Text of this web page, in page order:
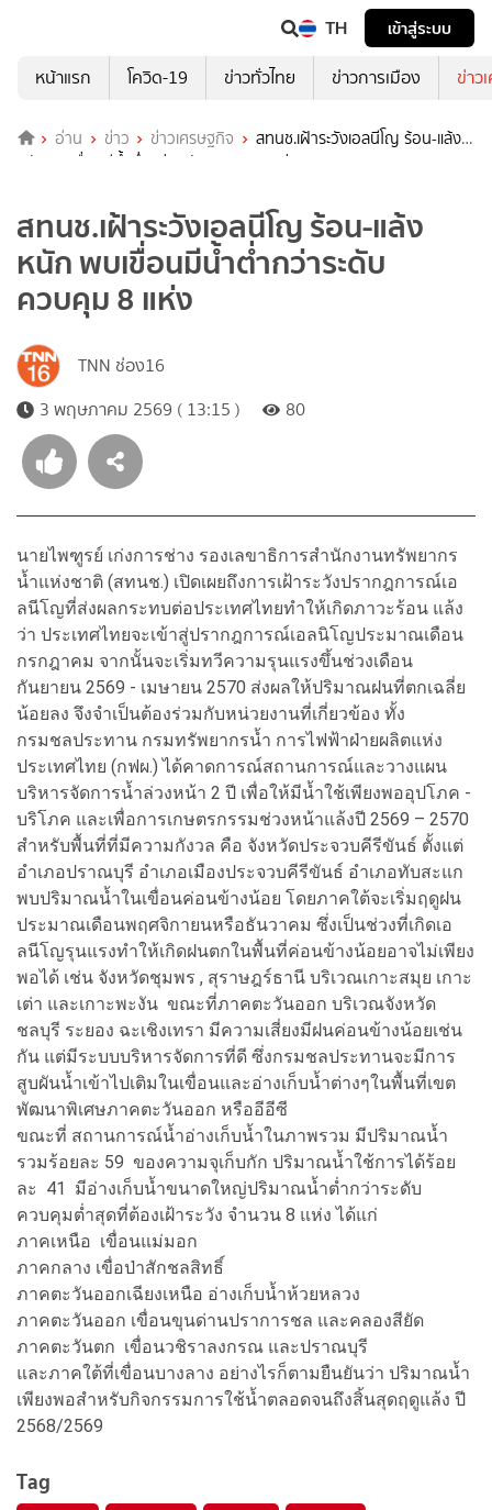
TH
เข้าสู่ระบบ
หน้าแรก
โควิด-19 ข่าวทั่วไทย ข่าวการเมือง ข่าว
อ่าน ข่าว ข่าวเศรษฐกิจ
สทนช.เฝ้าระวังเอลนีโญ ร้อน-แล้ง
หนัก พบเขื่อนมีน้ำต่ำกว่าระดับควบคุม 8 แห่ง
สทนช.เฝ้าระวังเอลนีโญ ร้อน-แล้ง
หนัก พบเขื่อนมีน้ำต่ำกว่าระดับ
ควบคุม 8 แห่ง
TNN ช่อง16
3 พฤษภาคม 2569 ( 13:15 )
80
นายไพฑูรย์ เก่งการช่าง รองเลขาธิการสำนักงานทรัพยากร
น้ำแห่งชาติ (สทนช.) เปิดเผยถึงการเฝ้าระวังปรากฎการณ์เอ
ลนีโญที่ส่งผลกระทบต่อประเทศไทยทำให้เกิดภาวะร้อน แล้ง
ว่า ประเทศไทยจะเข้าสู่ปรากฎการณ์เอลนิโญประมาณเดือน
กรกฎาคม จากนั้นจะเริ่มทวีความรุนแรงขึ้นช่วงเดือน
กันยายน 2569 - เมษายน 2570 ส่งผลให้ปริมาณฝนที่ตกเฉลี่ย
น้อยลง จึงจำเป็นต้องร่วมกับหน่วยงานที่เกี่ยวข้อง ทั้ง
กรมชลประทาน กรมทรัพยากรน้ำ การไฟฟ้าฝ่ายผลิตแห่ง
ประเทศไทย (กฟผ.) ได้คาดการณ์สถานการณ์และวางแผน
บริหารจัดการน้ำล่วงหน้า 2 ปี เพื่อให้มีน้ำใช้เพียงพออุปโภค -
บริโภค และเพื่อการเกษตรกรรมช่วงหน้าแล้งปี 2569 – 2570
สำหรับพื้นที่ที่มีความกังวล คือ จังหวัดประจวบคีรีขันธ์ ตั้งแต่
อำเภอปราณบุรี อำเภอเมืองประจวบคีรีขันธ์ อำเภอทับสะแก
พบปริมาณน้ำในเขื่อนค่อนข้างน้อย โดยภาคใต้จะเริ่มฤดูฝน
ประมาณเดือนพฤศจิกายนหรือธันวาคม ซึ่งเป็นช่วงที่เกิดเอ
ลนีโญรุนแรงทำให้เกิดฝนตกในพื้นที่ค่อนข้างน้อยอาจไม่เพียง
พอได้ เช่น จังหวัดชุมพร , สุราษฎร์ธานี บริเวณเกาะสมุย เกาะ
เต่า และเกาะพะงัน ขณะที่ภาคตะวันออก บริเวณจังหวัด
ชลบุรี ระยอง ฉะเชิงเทรา มีความเสี่ยงมีฝนค่อนข้างน้อยเช่น
กัน แต่มีระบบบริหารจัดการที่ดี ซึ่งกรมชลประทานจะมีการ
สูบผันน้ำเข้าไปเติมในเขื่อนและอ่างเก็บน้ำต่างๆในพื้นที่เขต
พัฒนาพิเศษภาคตะวันออก หรืออีอีซี
ขณะที่ สถานการณ์น้ำอ่างเก็บน้ำในภาพรวม มีปริมาณน้ำ
รวมร้อยละ 59 ของความจุเก็บกัก ปริมาณน้ำใช้การได้ร้อย
ละ 41 มีอ่างเก็บน้ำขนาดใหญ่ปริมาณน้ำต่ำกว่าระดับ
ควบคุมต่ำสุดที่ต้องเฝ้าระวัง จำนวน 8 แห่ง ได้แก่
ภาคเหนือ เขื่อนแม่มอก
ภาคกลาง เขื่อป่าสักชลสิทธิ์
ภาคตะวันออกเฉียงเหนือ อ่างเก็บน้ำห้วยหลวง
ภาคตะวันออก เขื่อนขุนด่านปราการชล และคลองสียัด
ภาคตะวันตก เขื่อนวชิราลงกรณ และปราณบุรี
และภาคใต้ที่เขื่อนบางลาง อย่างไรก็ตามยืนยันว่า ปริมาณน้ำ
เพียงพอสำหรับกิจกรรมการใช้น้ำตลอดจนถึงสิ้นสุดฤดูแล้ง ปี
2568/2569
Tag